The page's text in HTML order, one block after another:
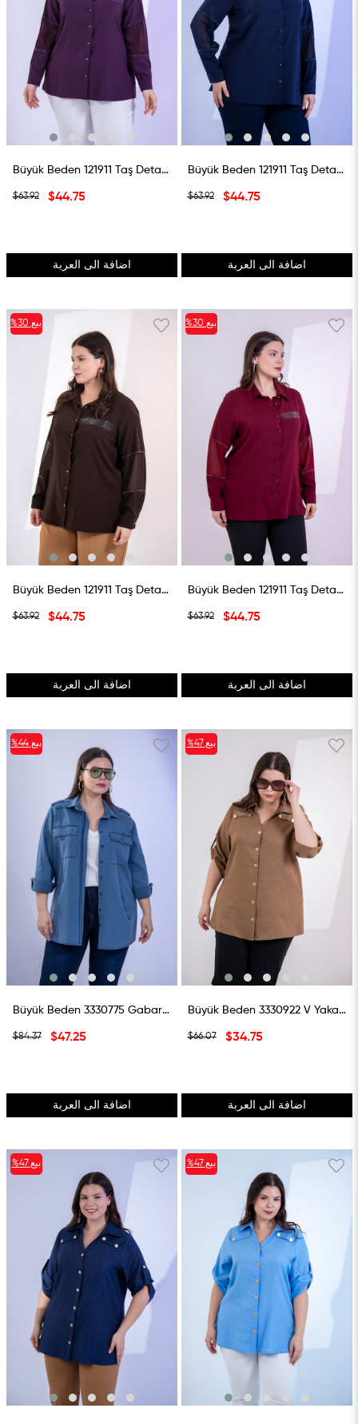
Büyük Beden 121911 Taş Detaylı Gömlek Mürdüm
$44.75
$63.92
اضافة الى العربة
Büyük Beden 121911 Taş Detaylı Gömlek Lacivert
$44.75
$63.92
اضافة الى العربة
Büyük Beden 121911 Taş Detaylı Gömlek Kahverengi
$44.75
$63.92
اضافة الى العربة
%30 بيع
Büyük Beden 121911 Taş Detaylı Gömlek Bordo
$44.75
$63.92
اضافة الى العربة
%30 بيع
Büyük Beden 3330775 Gabardin Cep Detaylı Gömlek Lacivert
$47.25
$84.37
اضافة الى العربة
%44 بيع
Büyük Beden 3330922 V Yaka Düğmeli Gömlek Camel
$34.75
$66.07
اضافة الى العربة
%47 بيع
%47 بيع %47 بيع